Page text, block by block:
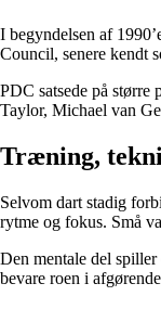
I begyndelsen af
Council, senere kendt
PDC satsede på
Taylor, Michael van
Træning,
Selvom dart stadig
rytme og fokus. Små
Den mentale del
bevare roen i